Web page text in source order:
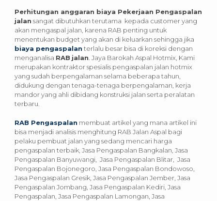
Perhitungan anggaran biaya Pekerjaan Pengaspalan
jalan sangat dibutuhkan terutama kepada customer yang
akan mengaspal jalan, karena RAB penting untuk
menentukan budget yang akan di keluarkan sehingga jika
biaya pengaspalan terlalu besar bisa di koreksi dengan
menganalisa RAB jalan. Jaya Barokah Aspal Hotmix, Kami
merupakan kontraktor spesialis pengaspalan jalan hotmix
yang sudah berpengalaman selama beberapa tahun,
didukung dengan tenaga-tenaga berpengalaman, kerja
mandor yang ahli dibidang konstruksi jalan serta peralatan
terbaru.
RAB Pengaspalan membuat artikel yang mana artikel ini
bisa menjadi analisis menghitung RAB Jalan Aspal bagi
pelaku pembuat jalan yang sedang mencari harga
pengaspalan terbaik, Jasa Pengaspalan Bangkalan, Jasa
Pengaspalan Banyuwangi, Jasa Pengaspalan Blitar, Jasa
Pengaspalan Bojonegoro, Jasa Pengaspalan Bondowoso,
Jasa Pengaspalan Gresik, Jasa Pengaspalan Jember, Jasa
Pengaspalan Jombang, Jasa Pengaspalan Kediri, Jasa
Pengaspalan, Jasa Pengaspalan Lamongan, Jasa